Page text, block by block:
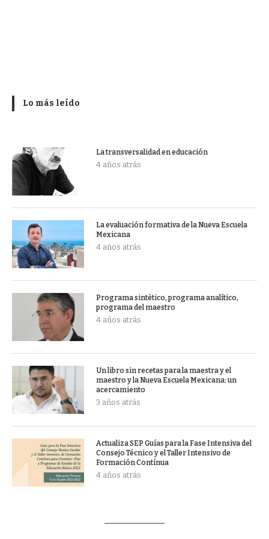
Lo más leído
La transversalidad en educación
4 años atrás
La evaluación formativa de la Nueva Escuela
Mexicana
4 años atrás
Programa sintético, programa analítico,
programa del maestro
4 años atrás
Un libro sin recetas para la maestra y el
maestro y la Nueva Escuela Mexicana: un
acercamiento
3 años atrás
Actualiza SEP Guías para la Fase Intensiva del
Consejo Técnico y el Taller Intensivo de
Formación Contínua
4 años atrás